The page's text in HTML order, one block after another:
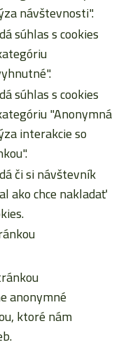
návštevnosti".
súhlas s cookies
súhlas s cookies
"Anonymná
interakcie so
či si návštevník
ako chce nakladať
anonymné
ktoré nám